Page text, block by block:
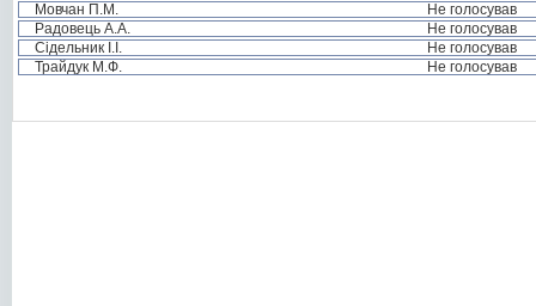
Мовчан П.М.
Не голосував
Радовець А.А.
Не голосував
Сідельник І.І.
Не голосував
Трайдук М.Ф.
Не голосував